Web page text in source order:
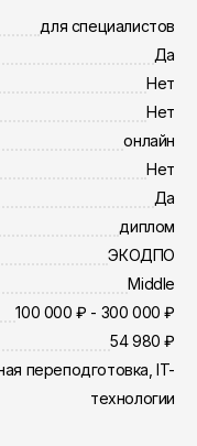
для специалистов
Да
Нет
Нет
онлайн
Нет
Да
диплом
ЭКОДПО
Middle
100 000 ₽ - 300 000 ₽
54 980 ₽
переподготовка, IT-
технологии